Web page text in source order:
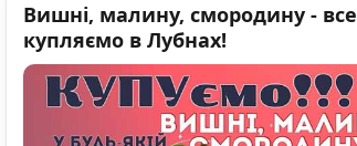
Вишні, малину, смородину - все
купляємо в Лубнах!